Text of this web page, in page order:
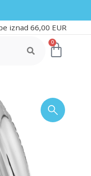
iznad 66,00 EUR
0